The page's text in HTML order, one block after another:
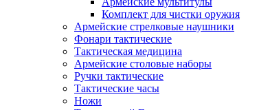
Комплект для чистки оружия
Армейские стрелковые наушники
Фонари тактические
Тактическая медицина
Армейские столовые наборы
Ручки тактические
Тактические часы
Ножи